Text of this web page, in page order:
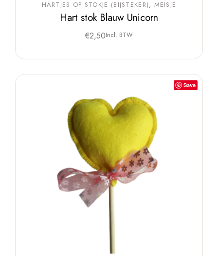
HARTJES OP STOKJE (BIJSTEKER) MEISJE
Hart stok Blauw Unicorn
€2,50Incl. BTW
Save